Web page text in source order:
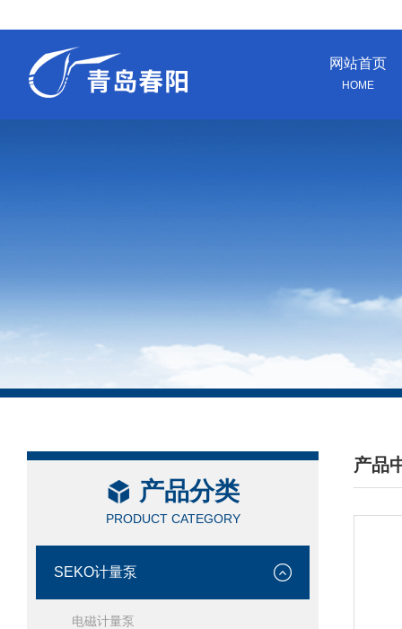
网站首页
HOME
产品分类
PRODUCT CATEGORY
SEKO计量泵
电磁计量泵
产品
/